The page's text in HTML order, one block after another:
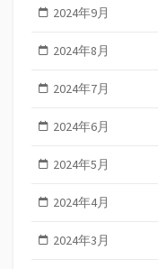
2024年9月
2024年8月
2024年7月
2024年6月
2024年5月
2024年4月
2024年3月